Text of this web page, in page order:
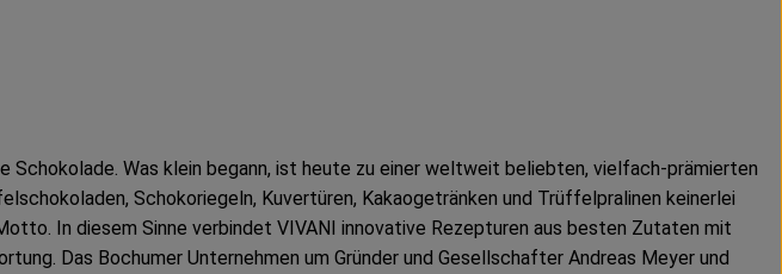
Was klein begann, ist heute zu einer weltweit beliebten, vielfach-prämierten
Schokoriegeln, Kuvertüren, Kakaogetränken und Trüffelpralinen keinerlei
In diesem Sinne verbindet VIVANI innovative Rezepturen aus besten Zutaten mit
Das Bochumer Unternehmen um Gründer und Gesellschafter Andreas Meyer und